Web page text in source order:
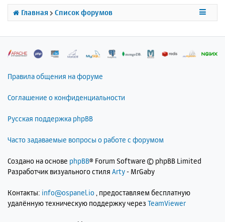
с
н
ч
Главная Список форумов
Правила общения на форуме
Соглашение о конфиденциальности
Русская поддержка phpBB
Часто задаваемые вопросы о работе с форумом
Создано на основе phpBB® Forum Software © phpBB Limited
Разработчик визуального стиля Arty- MrGaby
Контакты: info@ospanel.io , предоставляем бесплатную
удалённую техническую поддержку через TeamViewer